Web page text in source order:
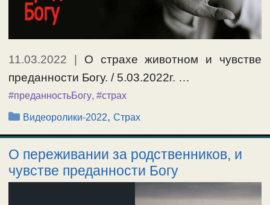
11.03.2022 | О страхе животном и чувстве
преданности Богу. / 5.03.2022г. …
#преданностьБогу, #страх
Рубрики
Видеоролики-2022,Страх
О переживании за родственников, и
чувстве преданности Богу